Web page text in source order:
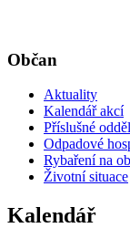
Občan
Aktuality
Kalendář akcí
Příslušné
Odpadové
Rybaření na
Životní situace
Kalendář